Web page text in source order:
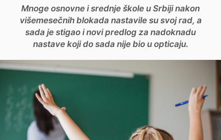
Mnoge osnovne i srednje škole u Srbiji nakon
višemesečnih blokada nastavile su svoj rad, a
sada je stigao i novi predlog za nadoknadu
nastave koji do sada nije bio u opticaju.